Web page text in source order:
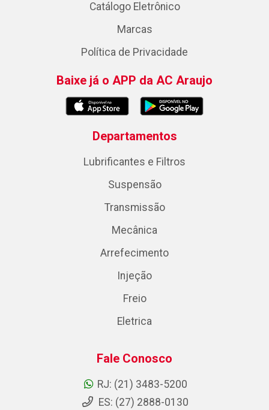
Catálogo Eletrônico
Marcas
Política de Privacidade
Baixe já o APP da AC Araujo
Departamentos
Lubrificantes e Filtros
Suspensão
Transmissão
Mecânica
Arrefecimento
Injeção
Freio
Eletrica
Fale Conosco
RJ: (21) 3483-5200
ES: (27) 2888-0130